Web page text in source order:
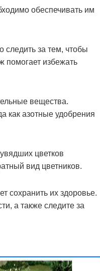
обеспечивать им
следить за тем, чтобы
помогает избежать
вещества.
как азотные удобрения
цветков
вид цветников.
сохранить их здоровье.
а также следите за